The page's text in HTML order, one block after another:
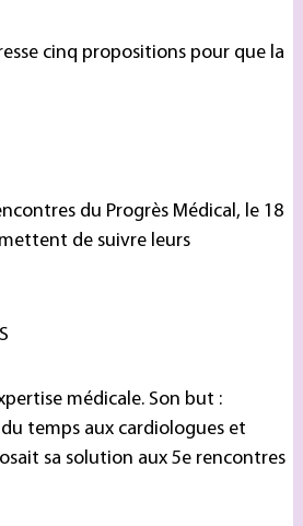
cinq propositions pour que la
du Progrès Médical, le 18
de suivre leurs
médicale. Son but :
temps aux cardiologues et
sa solution aux 5e rencontres